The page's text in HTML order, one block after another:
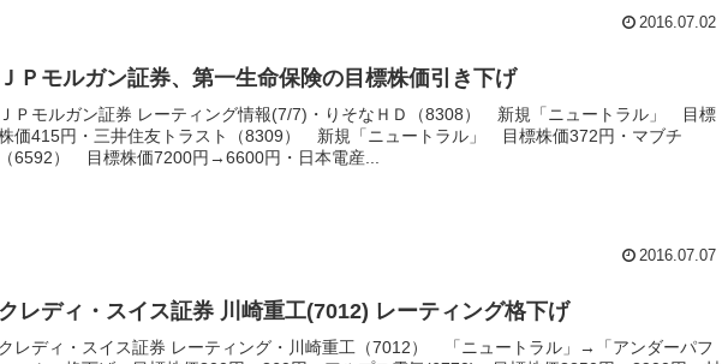
2016.07.02
ＪＰモルガン証券、第一生命保険の目標株価引き下げ
ＪＰモルガン証券 レーティング情報(7/7)・りそなＨＤ（8308） 新規「ニュートラル」 目標
価415円・三井住友トラスト（8309） 新規「ニュートラル」 目標株価372円・マブチ
（6592） 目標株価7200円→6600円・日本電産...
2016.07.07
クレディ・スイス証券 川崎重工(7012) レーティング格下げ
クレディ・スイス証券 レーティング・川崎重工（7012） 「ニュートラル」→「アンダーパフ